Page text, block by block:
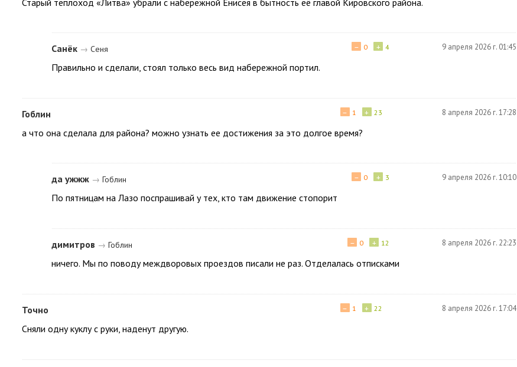
Санёк → Сеня + 4
− 0 9 апреля 2026 г. 01:45
Правильно и сделали, стоял только весь вид набережной портил.
Гоблин + 23
− 1 8 апреля 2026 г. 17:28
а что она сделала для района? можно узнать ее достижения за это долгое время?
да ужжж → Гоблин + 3
− 0 9 апреля 2026 г. 10:10
По пятницам на Лазо поспрашивай у тех, кто там движение стопорит
димитров → Гоблин + 12
− 0 8 апреля 2026 г. 22:23
ничего. Мы по поводу междворовых проездов писали не раз. Отделалась отписками
Точно + 22
− 1 8 апреля 2026 г. 17:04
Сняли одну куклу с руки, наденут другую.